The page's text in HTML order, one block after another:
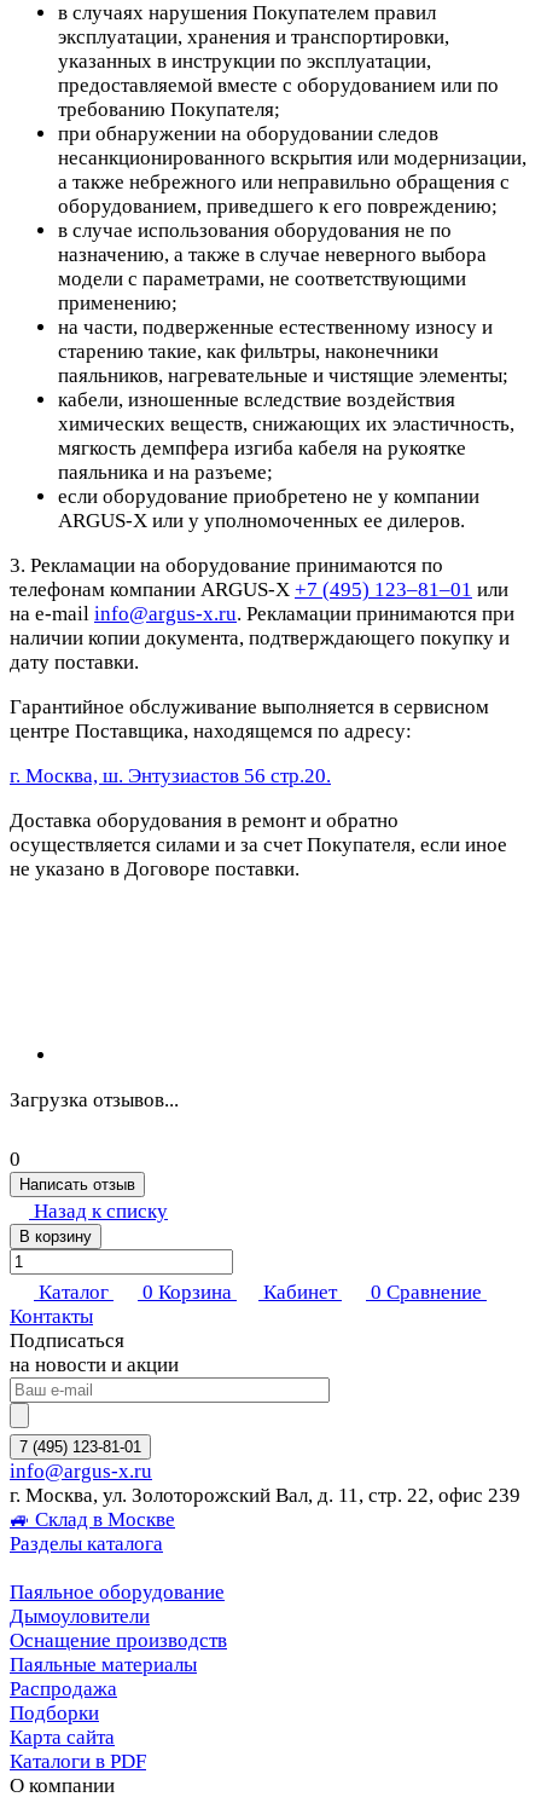
в случаях нарушения Покупателем правил
эксплуатации, хранения и транспортировки,
указанных в инструкции по эксплуатации,
предоставляемой вместе с оборудованием или по
требованию Покупателя;
при обнаружении на оборудовании следов
несанкционированного вскрытия или модернизации,
а также небрежного или неправильно обращения с
оборудованием, приведшего к его повреждению;
в случае использования оборудования не по
назначению, а также в случае неверного выбора
модели с параметрами, не соответствующими
применению;
на части, подверженные естественному износу и
старению такие, как фильтры, наконечники
паяльников, нагревательные и чистящие элементы;
кабели, изношенные вследствие воздействия
химических веществ, снижающих их эластичность,
мягкость демпфера изгиба кабеля на рукоятке
паяльника и на разъеме;
если оборудование приобретено не у компании
ARGUS-X или у уполномоченных ее дилеров.
3. Рекламации на оборудование принимаются по
телефонам компании ARGUS-X +7 (495) 123–81–01 или
на e-mail info@argus-x.ru. Рекламации принимаются при
наличии копии документа, подтверждающего покупку и
дату поставки.
Гарантийное обслуживание выполняется в сервисном
центре Поставщика, находящемся по адресу:
г. Москва, ш. Энтузиастов 56 стр.20.
Доставка оборудования в ремонт и обратно
осуществляется силами и за счет Покупателя, если иное
не указано в Договоре поставки.
Загрузка отзывов...
0
Написать отзыв
Назад к списку
В корзину
Каталог 0 Корзина Кабинет 0 Сравнение
Контакты
Подписаться
на новости и акции
7 (495) 123-81-01
info@argus-x.ru
г. Москва, ул. Золоторожский Вал, д. 11, стр. 22, офис 239
🚙 Склад в Москве
Разделы каталога
Паяльное оборудование
Дымоуловители
Оснащение производств
Паяльные материалы
Распродажа
Подборки
Карта сайта
Каталоги в PDF
О компании